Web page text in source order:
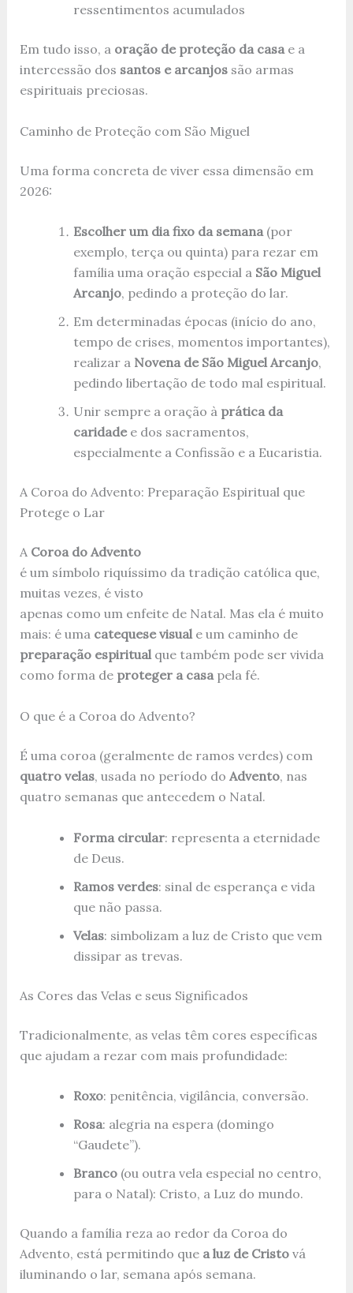
ressentimentos acumulados
Em tudo isso, a oração de proteção da casae a
intercessão dos santos e arcanjossão armas
espirituais preciosas.
Caminho de Proteção com São Miguel
Uma forma concreta de viver essa dimensão em
2026:
Escolher um dia fixo da semana(por
exemplo, terça ou quinta) para rezar em
família uma oração especial a São Miguel
Arcanjo, pedindo a proteção do lar.
Em determinadas épocas (início do ano,
tempo de crises, momentos importantes),
realizar a Novena de São Miguel Arcanjo,
pedindo libertação de todo mal espiritual.
Unir sempre a oração à prática da
caridadee dos sacramentos,
especialmente a Confissão e a Eucaristia.
A Coroa do Advento: Preparação Espiritual que
Protege o Lar
A Coroa do Advento
é um símbolo riquíssimo da tradição católica que,
muitas vezes, é visto
apenas como um enfeite de Natal. Mas ela é muito
mais: é uma catequese visuale um caminho de
preparação espiritualque também pode ser vivida
como forma de proteger a casapela fé.
O que é a Coroa do Advento?
É uma coroa (geralmente de ramos verdes) com
quatro velas, usada no período do Advento, nas
quatro semanas que antecedem o Natal.
Forma circular: representa a eternidade
de Deus.
Ramos verdes: sinal de esperança e vida
que não passa.
Velas: simbolizam a luz de Cristo que vem
dissipar as trevas.
As Cores das Velas e seus Significados
Tradicionalmente, as velas têm cores específicas
que ajudam a rezar com mais profundidade:
Roxo: penitência, vigilância, conversão.
Rosa: alegria na espera (domingo
“Gaudete”).
Branco(ou outra vela especial no centro,
para o Natal): Cristo, a Luz do mundo.
Quando a família reza ao redor da Coroa do
Advento, está permitindo que a luz de Cristová
iluminando o lar, semana após semana.